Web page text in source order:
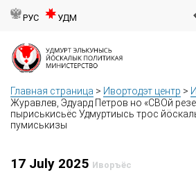
РУС УДМ
Главная страница > Ивортодэт центр >
Журавлев, Эдуард Петров но «СВОй
пыриськисьёс Удмуртиысь трос
пумиськизы
17 July 2025 Иворъёс